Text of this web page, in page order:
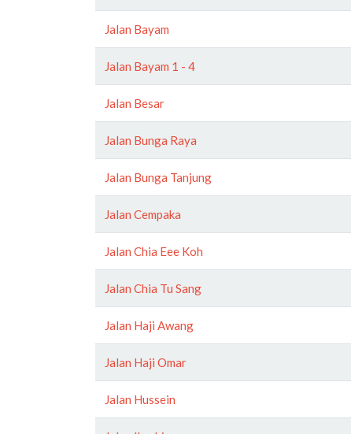
Jalan Bayam
Jalan Bayam 1 - 4
Jalan Besar
Jalan Bunga Raya
Jalan Bunga Tanjung
Jalan Cempaka
Jalan Chia Eee Koh
Jalan Chia Tu Sang
Jalan Haji Awang
Jalan Haji Omar
Jalan Hussein